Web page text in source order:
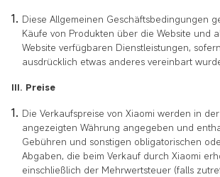
Diese Allgemeinen Geschäftsbedingungen
Käufe von Produkten über die Website und
Website verfügbaren Dienstleistungen,
ausdrücklich etwas anderes vereinbart
III. Preise
Die Verkaufspreise von Xiaomi werden in
angezeigten Währung angegeben und
Gebühren und sonstigen obligatorischen
Abgaben, die beim Verkauf durch Xiaomi
einschließlich der Mehrwertsteuer (falls